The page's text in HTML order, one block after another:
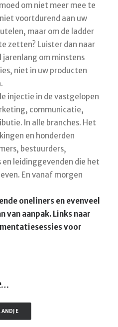
om niet meer mee te
voortdurend aan uw
maar om de ladder
zetten? Luister dan naar
jarenlang om minstens
niet in uw producten
injectie in de vastgelopen
communicatie,
In alle branches. Het
en honderden
bestuurders,
leidinggevenden die het
En vanaf morgen
oneliners en evenveel
van aanpak. Links naar
voor